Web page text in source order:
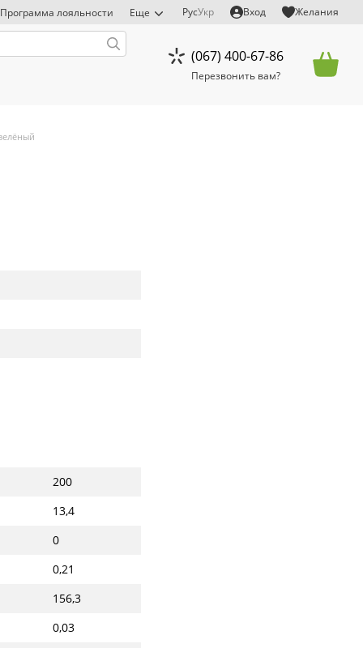
Программа лояльности Еще РусУкр Вход Желания
(067) 400-67-86
Перезвонить вам?
200
13,4
0
0,21
156,3
0,03